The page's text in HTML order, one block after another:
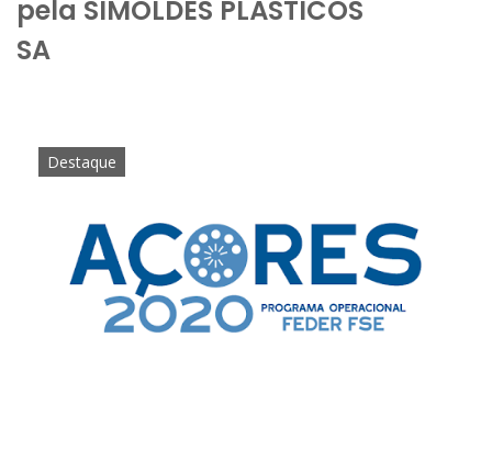
pela SIMOLDES PLÁSTICOS
SA
Destaque